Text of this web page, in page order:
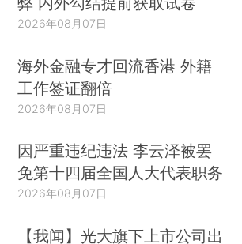
2026年08月07日
海外金融专才回流香港 外籍
工作签证翻倍
2026年08月07日
因严重违纪违法 李云泽被罢
免第十四届全国人大代表职务
2026年08月07日
【我闻】光大旗下上市公司出